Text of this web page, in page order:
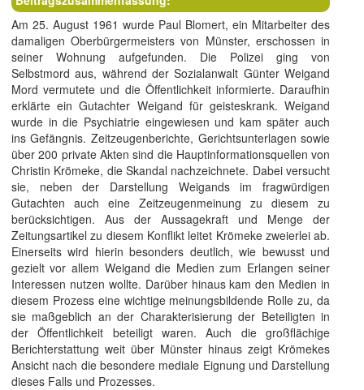
Am 25. August 1961 wurde Paul Blomert, ein Mitarbeiter des
damaligen Oberbürgermeisters von Münster, erschossen in
seiner Wohnung aufgefunden. Die Polizei ging von
Selbstmord aus, während der Sozialanwalt Günter Weigand
Mord vermutete und die Öffentlichkeit informierte. Daraufhin
erklärte ein Gutachter Weigand für geisteskrank. Weigand
wurde in die Psychiatrie eingewiesen und kam später auch
ins Gefängnis. Zeitzeugenberichte, Gerichtsunterlagen sowie
über 200 private Akten sind die Hauptinformationsquellen von
Christin Krömeke, die Skandal nachzeichnete. Dabei versucht
sie, neben der Darstellung Weigands im fragwürdigen
Gutachten auch eine Zeitzeugenmeinung zu diesem zu
berücksichtigen. Aus der Aussagekraft und Menge der
Zeitungsartikel zu diesem Konflikt leitet Krömeke zweierlei ab.
Einerseits wird hierin besonders deutlich, wie bewusst und
gezielt vor allem Weigand die Medien zum Erlangen seiner
Interessen nutzen wollte. Darüber hinaus kam den Medien in
diesem Prozess eine wichtige meinungsbildende Rolle zu, da
sie maßgeblich an der Charakterisierung der Beteiligten in
der Öffentlichkeit beteiligt waren. Auch die großflächige
Berichterstattung weit über Münster hinaus zeigt Krömekes
Ansicht nach die besondere mediale Eignung und Darstellung
dieses Falls und Prozesses.